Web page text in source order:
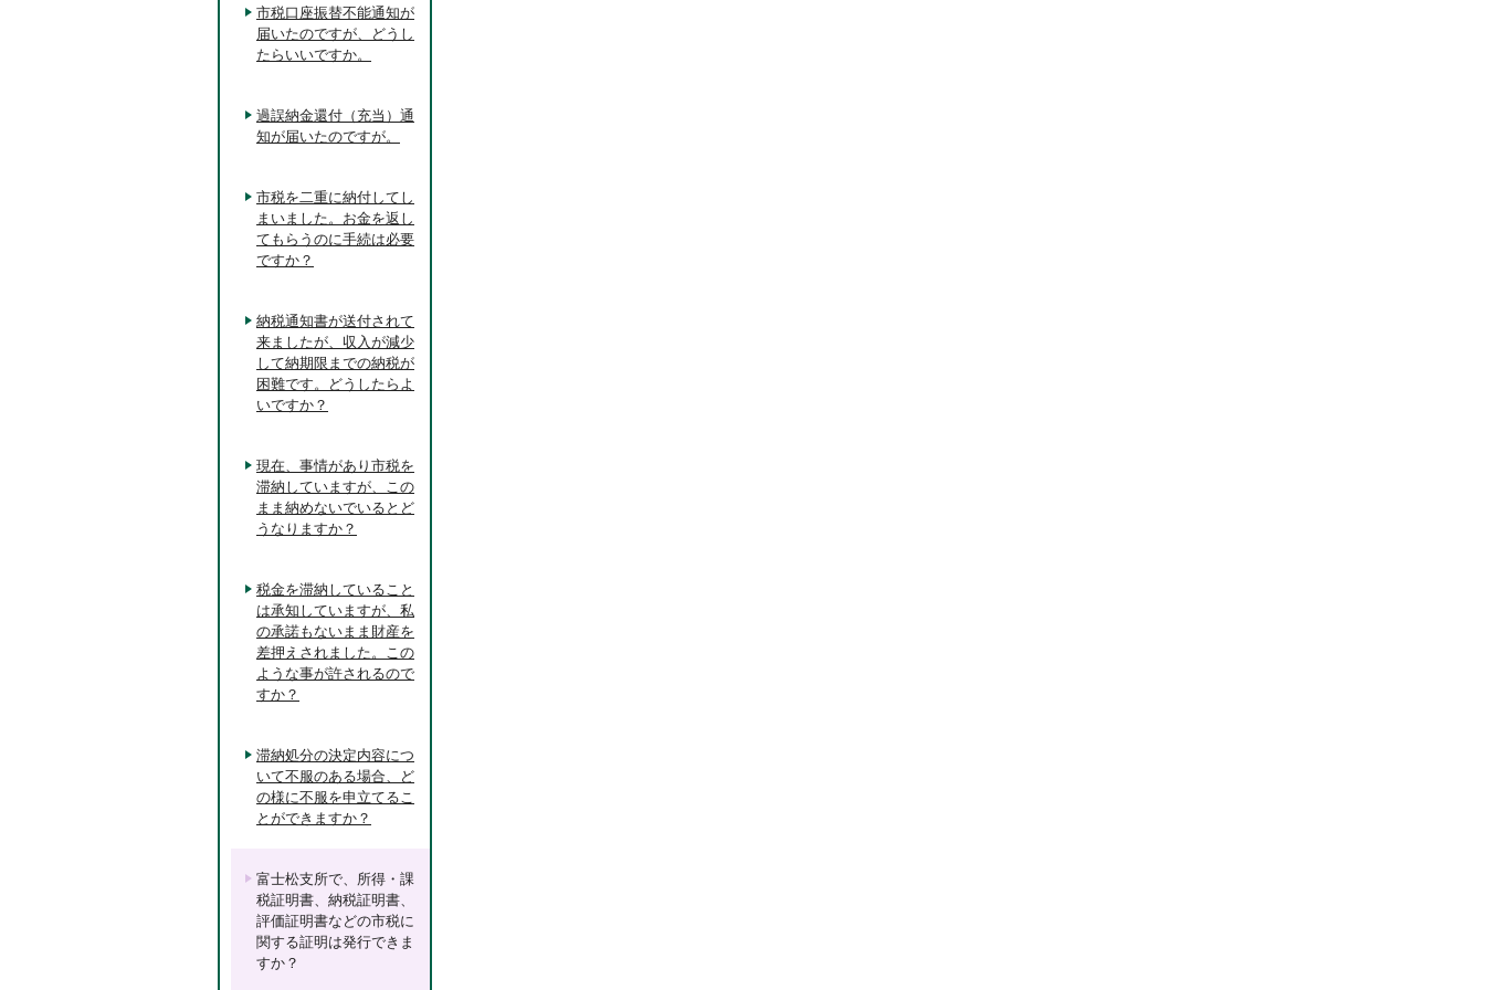
市税口座振替不能通知が
届いたのですが、どうし
たらいいですか。
過誤納金還付（充当）通
知が届いたのですが。
市税を二重に納付してし
まいました。お金を返し
てもらうのに手続は必要
ですか？
納税通知書が送付されて
来ましたが、収入が減少
して納期限までの納税が
困難です。どうしたらよ
いですか？
現在、事情があり市税を
滞納していますが、この
まま納めないでいるとど
うなりますか？
税金を滞納していること
は承知していますが、私
の承諾もないまま財産を
差押えされました。この
ような事が許されるので
すか？
滞納処分の決定内容につ
いて不服のある場合、ど
の様に不服を申立てるこ
とができますか？
富士松支所で、所得・課
税証明書、納税証明書、
評価証明書などの市税に
関する証明は発行できま
すか？